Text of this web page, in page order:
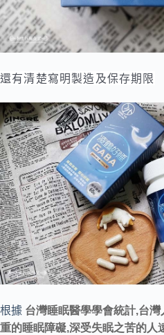
還有清楚寫明製造及保存期限
根據 台灣睡眠醫學學會統計,台灣
重的睡眠障礙,深受失眠之苦的人